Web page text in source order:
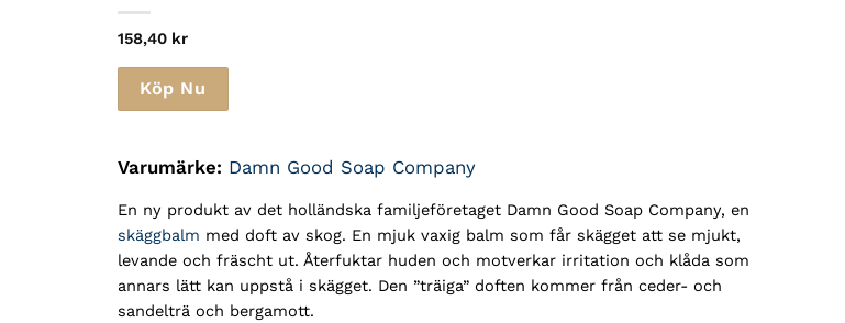
158,40 kr
Köp Nu
Varumärke: Damn Good Soap Company
En ny produkt av det holländska familjeföretaget Damn Good Soap Company, en
skäggbalm med doft av skog. En mjuk vaxig balm som får skägget att se mjukt,
levande och fräscht ut. Återfuktar huden och motverkar irritation och klåda som
annars lätt kan uppstå i skägget. Den ”träiga” doften kommer från ceder- och
sandelträ och bergamott.